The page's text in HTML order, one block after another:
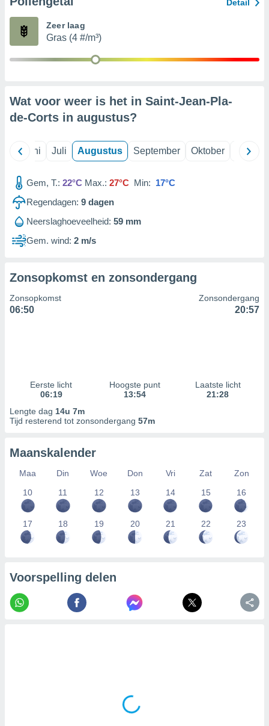
partners
Detail
Zeer laag
Gras (4 #/m³)
Wat voor weer is het in Saint-Jean-Pla-
de-Corts in augustus?
Juni Juli Augustus September Oktober
Gem, T.: 22°C Max.: 27°C Min: 17°C
Regendagen: 9 dagen
Neerslaghoeveelheid: 59 mm
Gem. wind: 2 m/s
Zonsopkomst en zonsondergang
Zonsopkomst
06:50
Zonsondergang
20:57
Eerste licht
06:19
Hoogste punt
13:54
Laatste licht
21:28
Lengte dag 14u 7m
Tijd resterend tot zonsondergang 57m
Maanskalender
Maa Din Woe Don Vri Zat
Zon
10
11 12 13 14 15 16
17 18 19 20 21 22 23
Voorspelling delen